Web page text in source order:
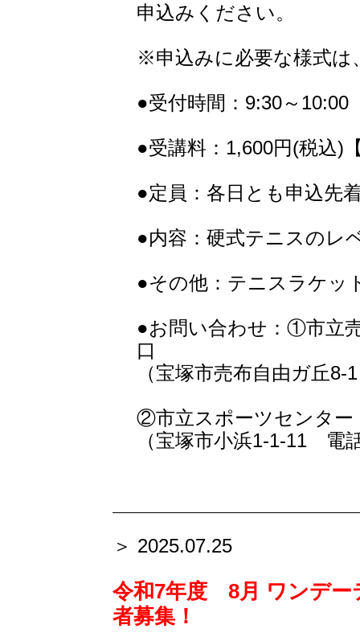
申込みください。
※申込みに必要な様式は
●受付時間：9:30～10:00
●受講料：1,600円(税込)
●定員：各日とも申込先
●内容：硬式テニスのレ
●その他：テニスラケッ
●お問い合わせ：①市立
口
（宝塚市売布自由ガ丘
②市立スポーツセンター
（宝塚市小浜1-1-11 電
＞ 2025.07.25
令和7年度 8月 ワンデー
者募集！